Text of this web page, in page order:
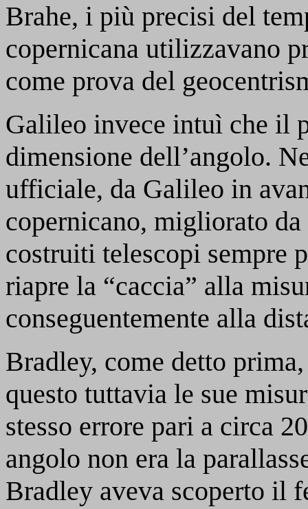
Brahe, i più precisi del
copernicana utilizzavano
come prova del
Galileo invece intuì che il
dimensione dell’angolo.
ufficiale, da Galileo in
copernicano, migliorato
costruiti telescopi sempre
riapre la “caccia” alla
conseguentemente alla
Bradley, come detto
questo tuttavia le sue
stesso errore pari a circa
angolo non era la
Bradley aveva scoperto il